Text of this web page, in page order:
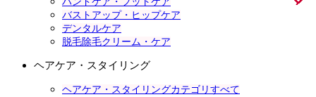
バストアップ・ヒップケア
デンタルケア
脱毛除毛クリーム・ケア
ヘアケア・スタイリング
ヘアケア・スタイリングカテゴリすべて